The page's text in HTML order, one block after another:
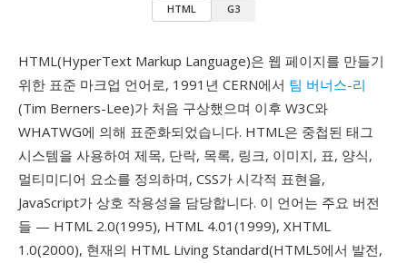
HTML G3
HTML(HyperText Markup Language)은 웹 페이지를 만들기
위한 표준 마크업 언어로, 1991년 CERN에서 팀 버너스-리
(Tim Berners-Lee)가 처음 구상했으며 이후 W3C와
WHATWG에 의해 표준화되었습니다. HTML은 중첩된 태그
시스템을 사용하여 제목, 단락, 목록, 링크, 이미지, 표, 양식,
멀티미디어 요소를 정의하며, CSS가 시각적 표현을,
JavaScript가 상호 작용성을 담당합니다. 이 언어는 주요 버전
들 — HTML 2.0(1995), HTML 4.01(1999), XHTML
1.0(2000), 현재의 HTML Living Standard(HTML5에서 발전,